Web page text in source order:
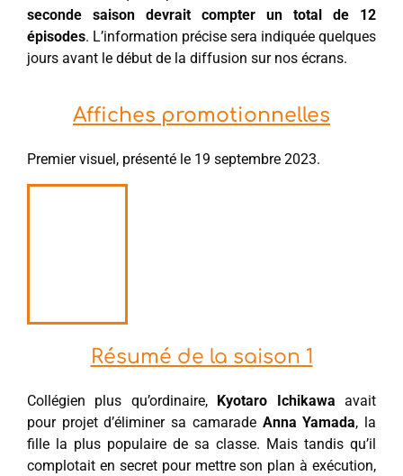
seconde saison devrait compter un total de 12
épisodes. L’information précise sera indiquée quelques
jours avant le début de la diffusion sur nos écrans.
Affiches promotionnelles
Premier visuel, présenté le 19 septembre 2023.
Résumé de la saison 1
Collégien plus qu’ordinaire, Kyotaro Ichikawa avait
pour projet d’éliminer sa camarade Anna Yamada, la
fille la plus populaire de sa classe. Mais tandis qu’il
complotait en secret pour mettre son plan à exécution,